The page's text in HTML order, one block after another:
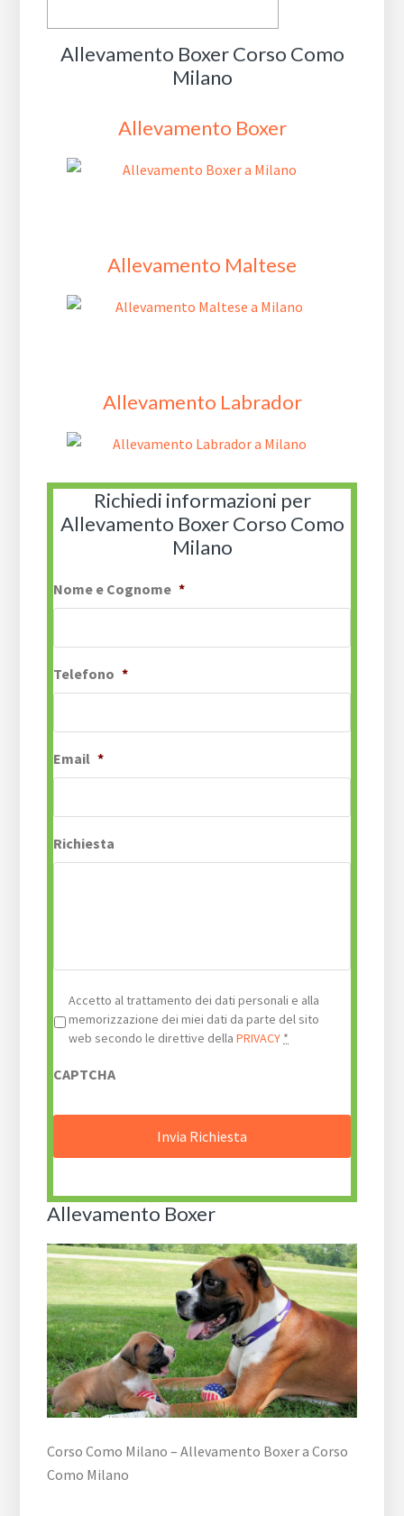
Allevamento Boxer Corso Como
Milano
Allevamento Boxer
Allevamento Maltese
Allevamento Labrador
Richiedi informazioni per
Allevamento Boxer Corso Como
Milano
Nome e Cognome *
Telefono *
Email *
Richiesta
Privacy *
Accetto al trattamento dei dati personali e alla
memorizzazione dei miei dati da parte del sito
web secondo le direttive dellaPRIVACY *
CAPTCHA
Allevamento Boxer
Corso Como Milano – Allevamento Boxer a Corso
Como Milano